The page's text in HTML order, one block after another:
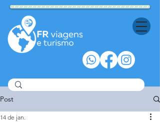
Post
14 de jan.